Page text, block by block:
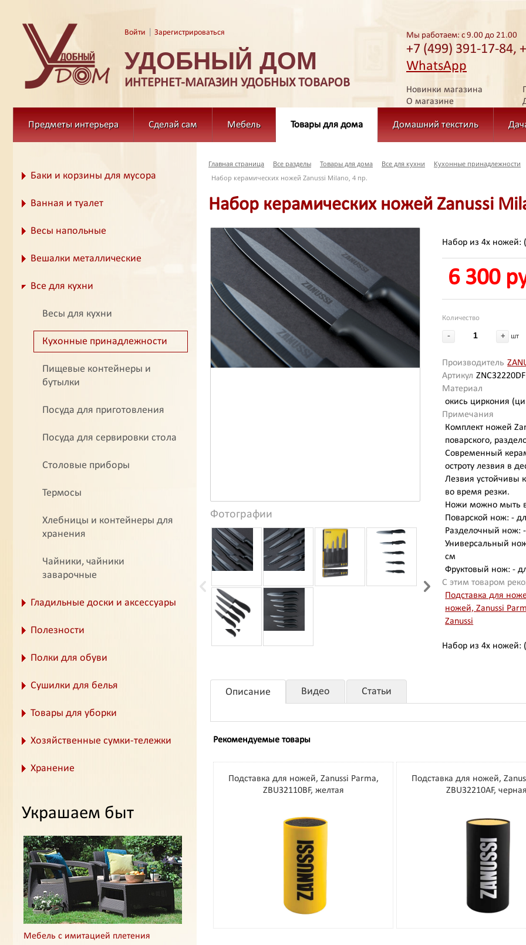
Войти Зарегистрироваться
УДОБНЫЙ ДОМ
ИНТЕРНЕТ-МАГАЗИН УДОБНЫХ ТОВАРОВ
Мы работаем: с 9.00 до 21.00
+7 (499) 391-17-84,
WhatsApp
Новинки магазина
О магазине
Предметы интерьера Сделай сам Мебель Товары для дома Домашний текстиль
Баки и корзины для мусора
Ванная и туалет
Весы напольные
Вешалки металлические
Все для кухни
Весы для кухни
Кухонные принадлежности
Пищевые контейнеры и
бутылки
Посуда для приготовления
Посуда для сервировки стола
Столовые приборы
Термосы
Хлебницы и контейнеры для
хранения
Чайники, чайники
заварочные
Гладильные доски и аксессуары
Полезности
Полки для обуви
Сушилки для белья
Товары для уборки
Хозяйственные сумки-тележки
Хранение
Украшаем быт
Мебель с имитацией плетения
Главная страница Все разделы Товары для дома Все для кухни
Кухонные принадлежности
Набор керамических ножей Zanussi Milano, 4 пр.
Набор керамических ножей Zanussi
Фотографии
Набор из 4х ножей:
6 300
Количество
- + шт
Производитель
Артикул ZNC32220DF
Материал
окись циркония
Примечания
Комплект ножей
поварского,
Современный
остроту лезвия в
Лезвия устойчивы
во время резки.
Ножи можно мыть
Поварской нож: -
Разделочный нож:
Универсальный
см
Фруктовый нож: -
С этим товаром
Подставка для
ножей, Zanussi
Zanussi
Набор из 4х ножей:
Описание Видео Статьи
Рекомендуемые товары
Подставка для ножей, Zanussi Parma,
ZBU32110BF, желтая
Подставка для ножей,
ZBU32210AF,